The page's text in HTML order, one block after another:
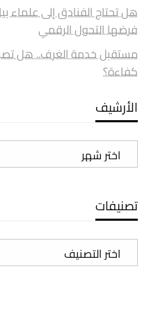
هل تحتاج الفنادق إلى علماء
فرضها التحول الرقمي
مستقبل خدمة الغرف.. هل تصبح
كفاءة؟
الأرشيف
الأرشيف
تصنيفات
تصنيفات